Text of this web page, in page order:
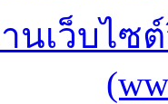
นเว็บไซ